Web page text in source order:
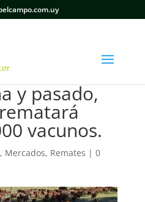
y pasado,
vacunos.
, Mercados, Remates | 0